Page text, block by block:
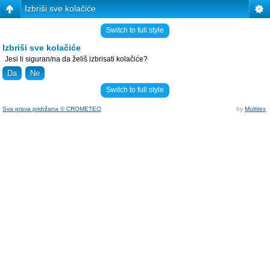
Izbriši sve kolačiće
Switch to full style
Izbriši sve kolačiće
Jesi li siguran/na da želiš izbrisati kolačiće?
Switch to full style
Sva prava pridržana © CROMETEO by Multitex